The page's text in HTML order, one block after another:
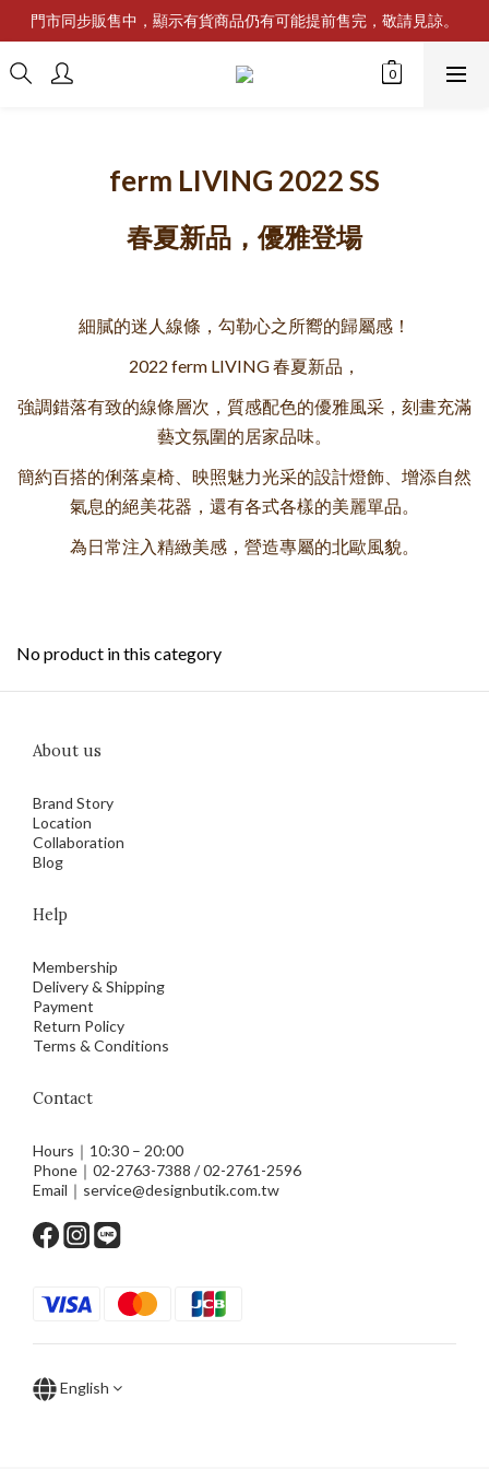
門市同步販售中，顯示有貨商品仍有可能提前售完，敬請見諒。
ferm LIVING 2022 SS
春夏新品，優雅登場
細膩的迷人線條，勾勒心之所嚮的歸屬感！
2022 ferm LIVING 春夏新品，
強調錯落有致的線條層次，質感配色的優雅風采， 刻畫充滿
藝文氛圍的居家品味。
簡約百搭的俐落桌椅、映照魅力光采的設計燈飾、增添自然
氣息的絕美花器，還有各式各樣的美麗單品。
為日常注入精緻美感， 營造專屬的北歐風貌。
No product in this category
About us
Brand Story
Location
Collaboration
Blog
Help
Membership
Delivery & Shipping
Payment
Return Policy
Terms & Conditions
Contact
Hours｜10:30 – 20:00
Phone｜02-2763-7388 / 02-2761-2596
Email｜service@designbutik.com.tw
English